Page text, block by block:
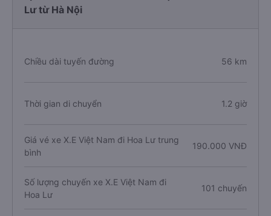
Lư từ Hà Nội
Chiều dài tuyến đường 56 km
Thời gian di chuyển 1.2 giờ
Giá vé xe X.E Việt Nam đi Hoa Lư trung
bình
190.000 VNĐ
Số lượng chuyến xe X.E Việt Nam đi
Hoa Lư
101 chuyến